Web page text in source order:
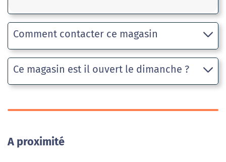
Comment contacter ce magasin
Ce magasin est il ouvert le dimanche ?
A proximité